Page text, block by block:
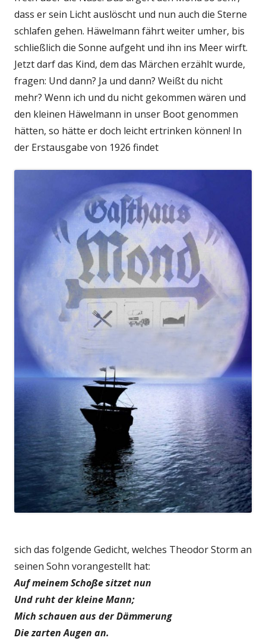
dass er sein Licht auslöscht und nun auch die Sterne
schlafen gehen. Häwelmann fährt weiter umher, bis
schließlich die Sonne aufgeht und ihn ins Meer wirft.
Jetzt darf das Kind, dem das Märchen erzählt wurde,
fragen: Und dann? Ja und dann? Weißt du nicht
mehr? Wenn ich und du nicht gekommen wären und
den kleinen Häwelmann in unser Boot genommen
hätten, so hätte er doch leicht ertrinken können! In
der Erstausgabe von 1926 findet
sich das folgende Gedicht, welches Theodor Storm an
seinen Sohn vorangestellt hat:
Auf meinem Schoße sitzet nun
Und ruht der kleine Mann;
Mich schauen aus der Dämmerung
Die zarten Augen an.